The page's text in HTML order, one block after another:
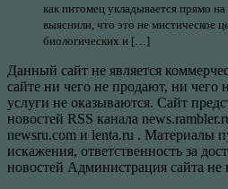
как питомец укладывается прямо
выяснили, что это не мистическое
биологических и […]
Данный сайт не является
сайте ни чего не продают, ни чего
услуги не оказываются. Сайт
новостей RSS канала
newsru.com и lenta.ru . Материалы
искажения, ответственность за
новостей Администрация сайта не